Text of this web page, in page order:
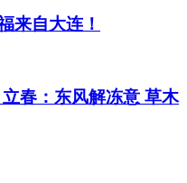
来自大连！
春：东风解冻意 草木